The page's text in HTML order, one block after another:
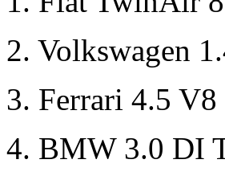
2.
3. Ferrari
4. BMW 3.0